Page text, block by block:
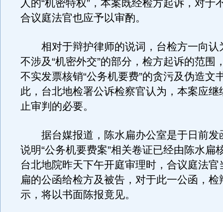
人的“机密特权”，本案既经检方起诉，对于
合议庭法官也应予以审酌。
相对于辩护律师的说词，台检方一向认
不涉及“机密外交”的部分，检方起诉的范围
不实发票核销“公务机要费”的贪污及伪造文
此，台北地检署公诉检察官认为，本案应继
止审判的必要。
据台媒报道，陈水扁办公室是于日前发
说明“公务机要费案”相关卷证已经由陈水扁
台北地院昨天下午开庭审理时，合议庭法官
扁的公函给检方及被告，对于此一公函，检
示，将以书面陈报竟见。